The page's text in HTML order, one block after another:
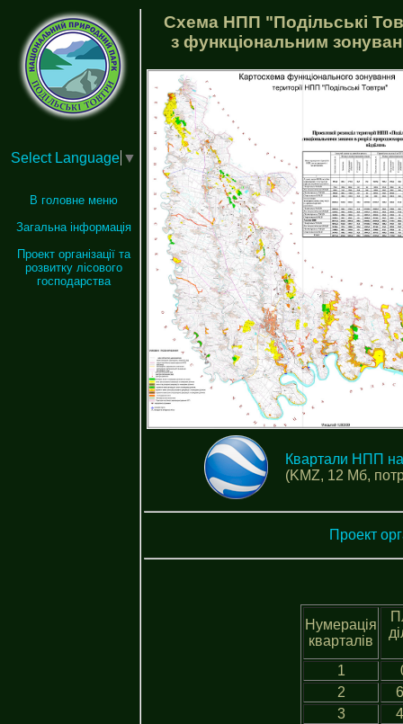
Select Language ▼
В головне меню
Загальна інформація
Проект організації та
розвитку лісового
господарства
Схема НПП "Подільські
з функціональним
Квартали НПП
(KMZ, 12 Мб,
Проект
Нумерація
кварталів
1
2
3